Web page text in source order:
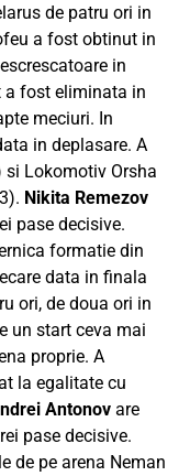
de patru ori in
a fost obtinut in
in
a fost eliminata in
meciuri. In
in deplasare. A
si Lokomotiv Orsha
Nikita Remezov
pase decisive.
formatie din
data in finala
ori, de doua ori in
un start ceva mai
proprie. A
la egalitate cu
Antonov are
pase decisive.
de pe arena Neman